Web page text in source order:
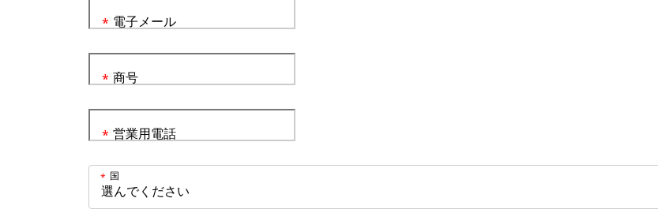
電子メール
*
商号
*
営業用電話
*
国
*